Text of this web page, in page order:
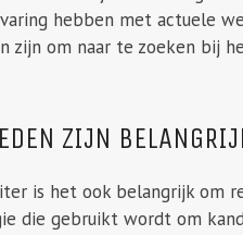
hebben met actuele
zijn om naar te zoeken bij
ZIJN
is het ook belangrijk om
die gebruikt wordt om